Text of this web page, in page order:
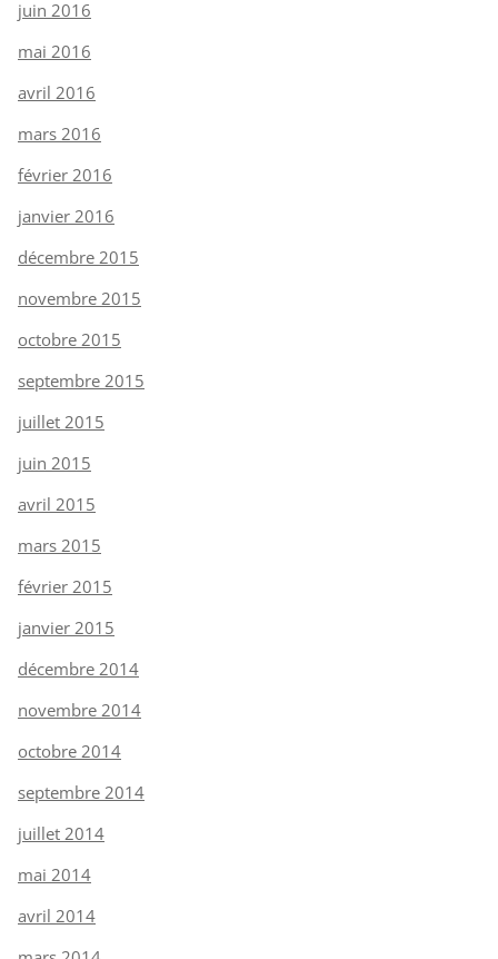
juin 2016
mai 2016
avril 2016
mars 2016
février 2016
janvier 2016
décembre 2015
novembre 2015
octobre 2015
septembre 2015
juillet 2015
juin 2015
avril 2015
mars 2015
février 2015
janvier 2015
décembre 2014
novembre 2014
octobre 2014
septembre 2014
juillet 2014
mai 2014
avril 2014